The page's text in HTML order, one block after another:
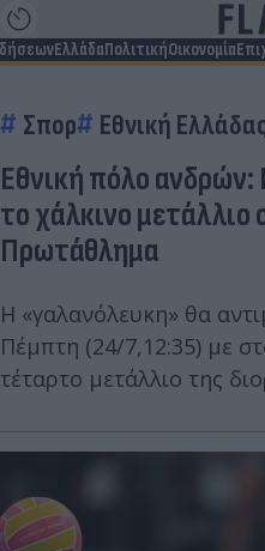
ΕλλάδαΠολιτικήΟικονομία
Σπορ Εθνική
Εθνική πόλο ανδρών:
το χάλκινο
Πρωτάθλημα
Η «γαλανόλευκη» θα
Πέμπτη (24/7,12:35) με
τέταρτο μετάλλιο της